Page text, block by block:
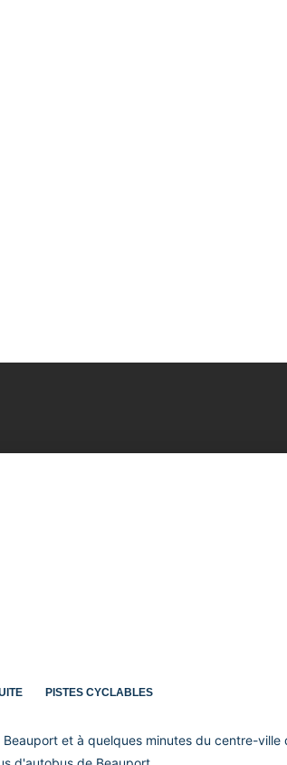
PISTES CYCLABLES
et à quelques minutes du centre-